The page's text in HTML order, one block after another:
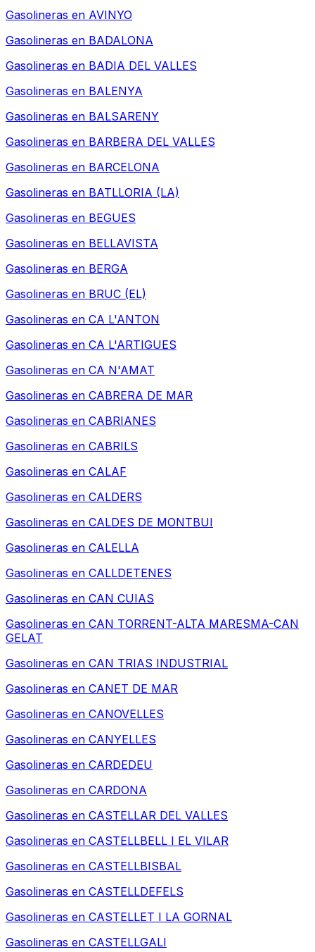
Gasolineras en AVINYO
Gasolineras en BADALONA
Gasolineras en BADIA DEL VALLES
Gasolineras en BALENYA
Gasolineras en BALSARENY
Gasolineras en BARBERA DEL VALLES
Gasolineras en BARCELONA
Gasolineras en BATLLORIA (LA)
Gasolineras en BEGUES
Gasolineras en BELLAVISTA
Gasolineras en BERGA
Gasolineras en BRUC (EL)
Gasolineras en CA L'ANTON
Gasolineras en CA L'ARTIGUES
Gasolineras en CA N'AMAT
Gasolineras en CABRERA DE MAR
Gasolineras en CABRIANES
Gasolineras en CABRILS
Gasolineras en CALAF
Gasolineras en CALDERS
Gasolineras en CALDES DE MONTBUI
Gasolineras en CALELLA
Gasolineras en CALLDETENES
Gasolineras en CAN CUIAS
Gasolineras en CAN TORRENT-ALTA MARESMA-CAN
GELAT
Gasolineras en CAN TRIAS INDUSTRIAL
Gasolineras en CANET DE MAR
Gasolineras en CANOVELLES
Gasolineras en CANYELLES
Gasolineras en CARDEDEU
Gasolineras en CARDONA
Gasolineras en CASTELLAR DEL VALLES
Gasolineras en CASTELLBELL I EL VILAR
Gasolineras en CASTELLBISBAL
Gasolineras en CASTELLDEFELS
Gasolineras en CASTELLET I LA GORNAL
Gasolineras en CASTELLGALI